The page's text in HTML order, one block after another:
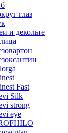
глаз
и декольте
Fast
Silk
strong
eye